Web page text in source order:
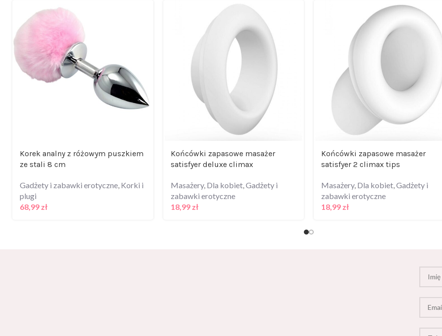
Korek analny z różowym puszkiem
ze stali 8 cm
Gadżety i zabawki erotyczne Korki i
plugi
68,99 zł
Końcówki zapasowe masażer
satisfyer deluxe climax
Masażery, Dla kobiet, Gadżety i
zabawki erotyczne
18,99 zł
Końcówki zapasowe masażer
satisfyer 2 climax tips
Masażery, Dla kobiet Gadżety i
zabawki erotyczne
18,99 zł